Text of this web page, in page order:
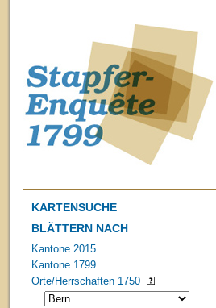
KARTENSUCHE
BLÄTTERN NACH
Kantone 2015
Kantone 1799
Orte/Herrschaften 1750